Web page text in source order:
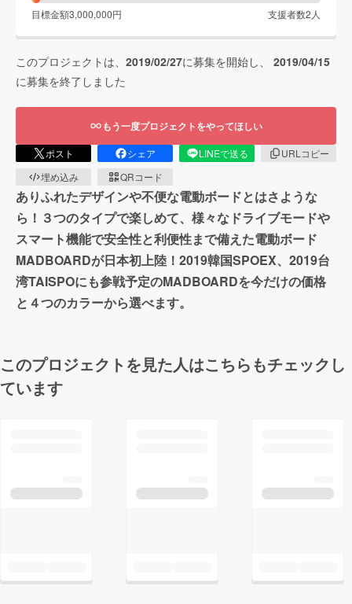
目標金額3,000,000円 支援者数2 人
このプロジェクトは、 2019/02/27に募集を開始し、 2019/04/15
に募集を終了しました
もう一度プロジェクトをやってほしい
ポスト シェア LINEで送る
URLコピー
埋め込み
QRコード
ありふれたデザインや不便な電動ボードとはさような
ら！３つのタイプで楽しめて、様々なドライブモードや
スマート機能で安全性と利便性まで備えた電動ボード
MADBOARDが日本初上陸！2019韓国SPOEX、2019台
湾TAISPOにも参戦予定のMADBOARDを今だけの価格
と４つのカラーから選べます。
このプロジェクトを見た人はこちらもチェックし
ています